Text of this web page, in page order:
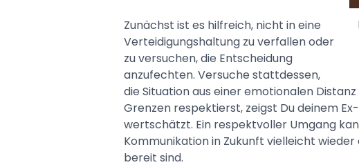
Zunächst ist es hilfreich, nicht in eine
Verteidigungshaltung zu verfallen oder
zu versuchen, die Entscheidung
anzufechten. Versuche stattdessen,
die Situation aus einer emotionalen
Grenzen respektierst, zeigst Du deinem
wertschätzt. Ein respektvoller Umgang
Kommunikation in Zukunft vielleicht
bereit sind.